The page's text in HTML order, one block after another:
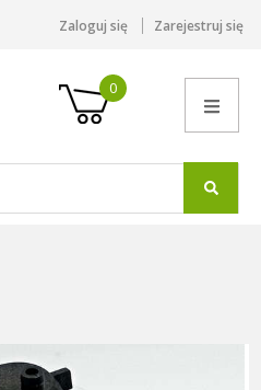
Zaloguj się Zarejestruj się
0